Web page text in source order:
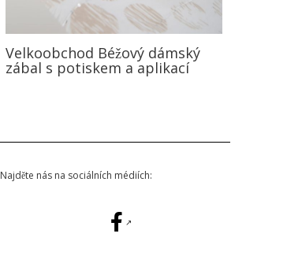
Velkoobchod Béžový dámský
zábal s potiskem a aplikací
Najděte nás na sociálních médiích: